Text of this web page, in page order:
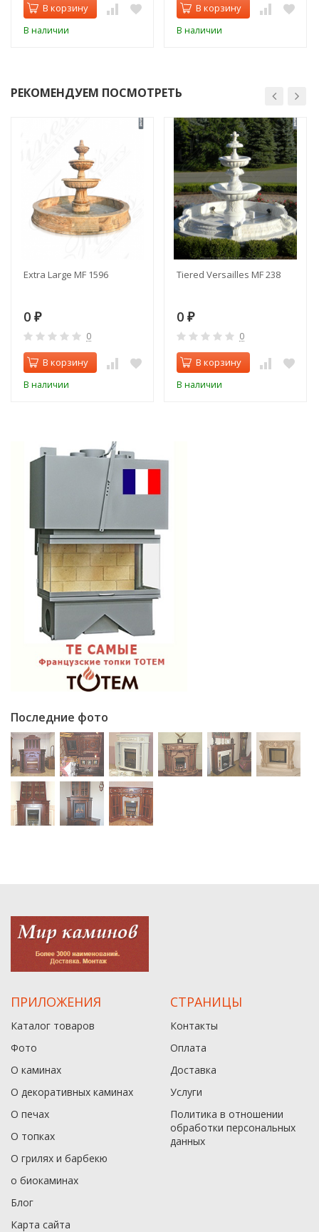
В корзину
В наличии
В корзину
В наличии
РЕКОМЕНДУЕМ ПОСМОТРЕТЬ
Extra Large MF 1596
0 ₽
0
В корзину
В наличии
Tiered Versailles MF 238
0 ₽
0
В корзину
В наличии
Последние фото
ПРИЛОЖЕНИЯ
Каталог товаров
Фото
О каминах
О декоративных каминах
О печах
О топках
О грилях и барбекю
о биокаминах
Блог
Карта сайта
СТРАНИЦЫ
Контакты
Оплата
Доставка
Услуги
Политика в отношении
обработки персональных
данныx